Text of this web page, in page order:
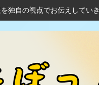
独自の視点でお伝えしていき